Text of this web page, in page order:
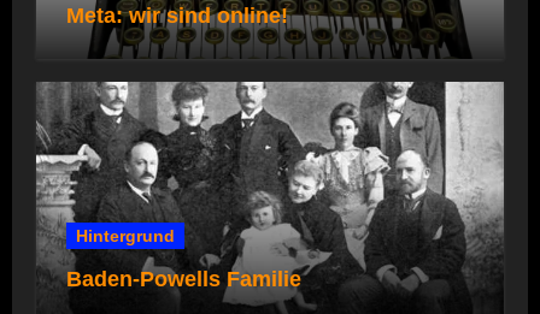
Meta: wir sind online!
Hintergrund
Baden-Powells Familie